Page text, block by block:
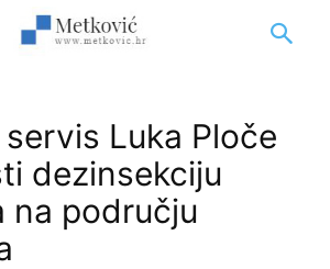
Luka Ploče
dezinsekciju
na području